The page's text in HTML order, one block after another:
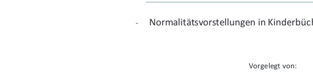
- Normalitätsvorstellungen in
Vorgelegt von: